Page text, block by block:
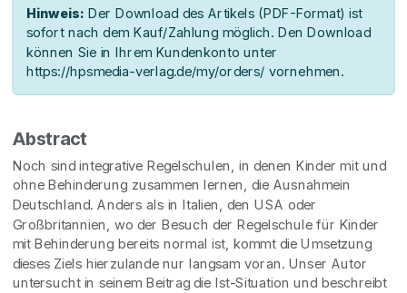
Hinweis: Der Download des Artikels (PDF-Format) ist
sofort nach dem Kauf/Zahlung möglich. Den Download
können Sie in Ihrem Kundenkonto unter
https://hpsmedia-verlag.de/my/orders/ vornehmen.
Abstract
Noch sind integrative Regelschulen, in denen Kinder mit und
ohne Behinderung zusammen lernen, die Ausnahmein
Deutschland. Anders als in Italien, den USA oder
Großbritannien, wo der Besuch der Regelschule für Kinder
mit Behinderung bereits normal ist, kommt die Umsetzung
dieses Ziels hierzulande nur langsam voran. Unser Autor
untersucht in seinem Beitrag die Ist-Situation und beschreibt